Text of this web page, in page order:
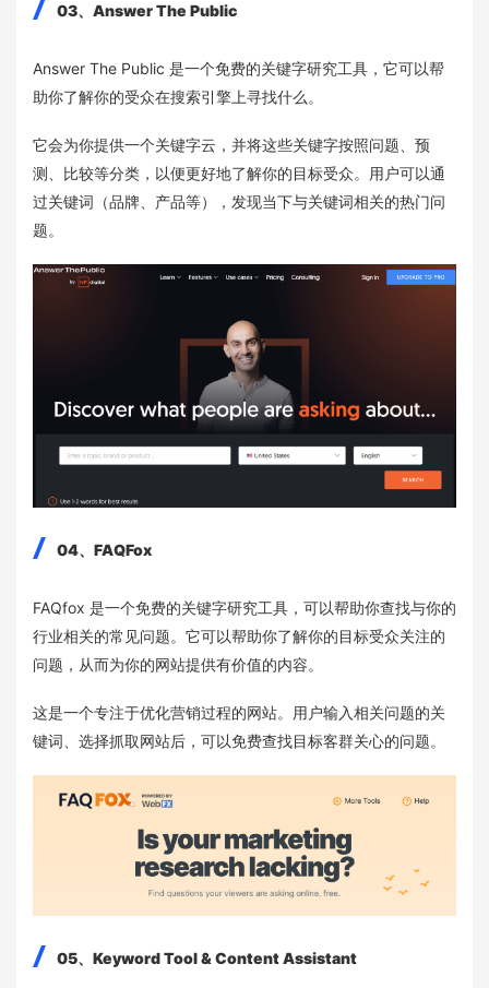
03、Answer The Public
Answer The Public 是一个免费的关键字研究工具，它可以帮
助你了解你的受众在搜索引擎上寻找什么。
它会为你提供一个关键字云，并将这些关键字按照问题、预
测、比较等分类，以便更好地了解你的目标受众。用户可以通
过关键词（品牌、产品等），发现当下与关键词相关的热门问
题。
04、FAQFox
FAQfox 是一个免费的关键字研究工具，可以帮助你查找与你的
行业相关的常见问题。它可以帮助你了解你的目标受众关注的
问题，从而为你的网站提供有价值的内容。
这是一个专注于优化营销过程的网站。用户输入相关问题的关
键词、选择抓取网站后，可以免费查找目标客群关心的问题。
05、Keyword Tool & Content Assistant